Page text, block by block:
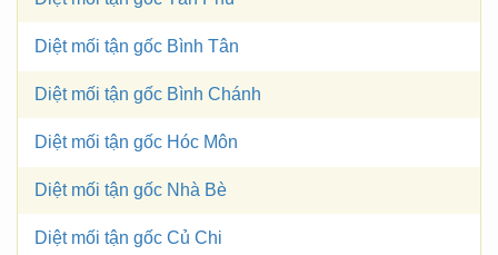
Diệt mối tận gốc Bình Tân
Diệt mối tận gốc Bình Chánh
Diệt mối tận gốc Hóc Môn
Diệt mối tận gốc Nhà Bè
Diệt mối tận gốc Củ Chi